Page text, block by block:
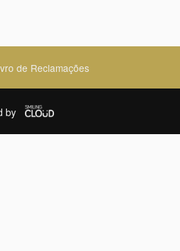
de Reclamações
by